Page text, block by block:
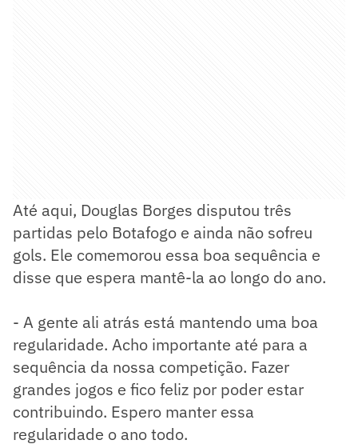
Até aqui, Douglas Borges disputou três
partidas pelo Botafogo e ainda não sofreu
gols. Ele comemorou essa boa sequência e
disse que espera mantê-la ao longo do ano.
- A gente ali atrás está mantendo uma boa
regularidade. Acho importante até para a
sequência da nossa competição. Fazer
grandes jogos e fico feliz por poder estar
contribuindo. Espero manter essa
regularidade o ano todo.